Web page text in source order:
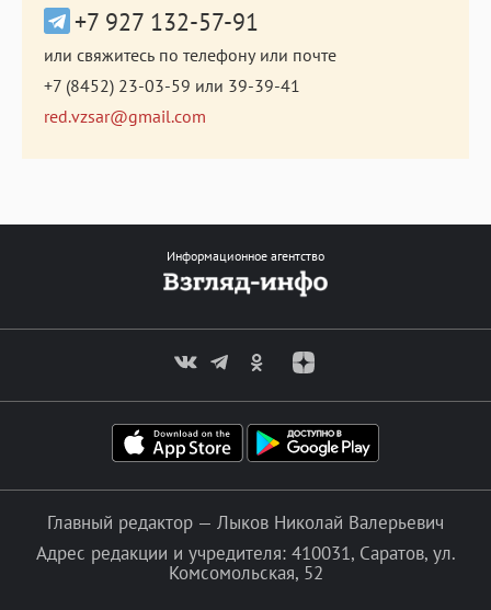
+7 927 132-57-91
или свяжитесь по телефону или почте
+7 (8452) 23-03-59 или 39-39-41
red.vzsar@gmail.com
Информационное агентство
Главный редактор — Лыков Николай Валерьевич
Адрес редакции и учредителя: 410031, Саратов, ул.
Комсомольская, 52